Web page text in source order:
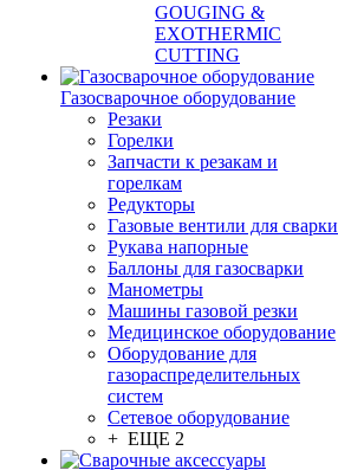
GOUGING &
EXOTHERMIC
CUTTING
Газосварочное оборудование
Резаки
Горелки
Запчасти к резакам и
горелкам
Редукторы
Газовые вентили для сварки
Рукава напорные
Баллоны для газосварки
Манометры
Машины газовой резки
Медицинское оборудование
Оборудование для
газораспределительных
систем
Сетевое оборудование
+ ЕЩЕ 2